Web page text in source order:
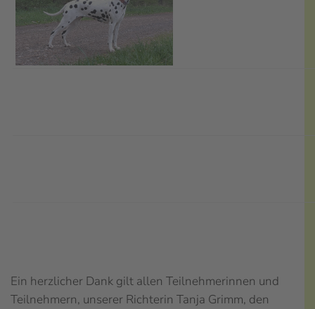
Ein herzlicher Dank gilt allen Teilnehmerinnen und
Teilnehmern, unserer Richterin Tanja Grimm, den